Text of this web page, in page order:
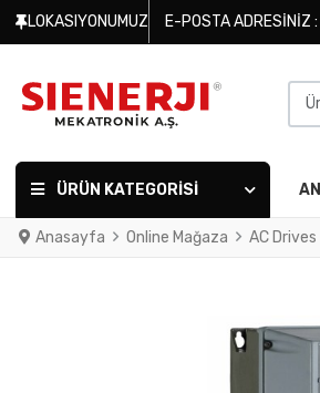
LOKASIYONUMUZ E-POSTA ADRESINIZ :
ÜRÜN KATEGORISI
Anasayfa Online Mağaza AC